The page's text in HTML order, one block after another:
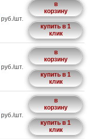
руб./шт.
в
корзину
купить в 1
клик
руб./шт.
в
корзину
купить в 1
клик
руб./шт.
в
корзину
купить в 1
клик